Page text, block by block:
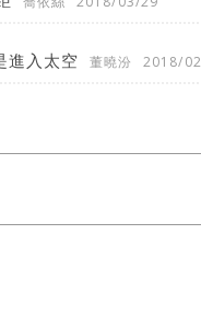
進入太空 董曉汾 2018/